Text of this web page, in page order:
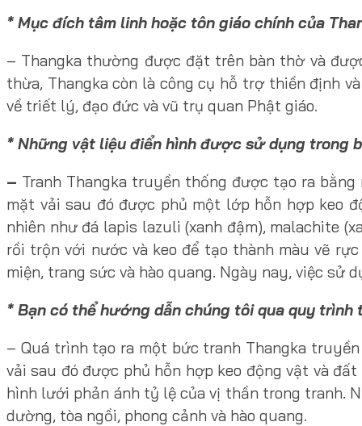
* Mục đích tâm linh hoặc tôn giáo chính của
– Thangka thường được đặt trên bàn thờ và
thừa, Thangka còn là công cụ hỗ trợ thiền định
về triết lý, đạo đức và vũ trụ quan Phật giáo.
* Những vật liệu điển hình được sử dụng trong
– Tranh Thangka truyền thống được tạo ra
mặt vải sau đó được phủ một lớp hỗn hợp keo
nhiên như đá lapis lazuli (xanh đậm), malachite
rồi trộn với nước và keo để tạo thành màu vẽ
miện, trang sức và hào quang. Ngày nay, việc sử
* Bạn có thể hướng dẫn chúng tôi qua quy
– Quá trình tạo ra một bức tranh Thangka
vải sau đó được phủ hỗn hợp keo động vật và
hình lưới phản ánh tỷ lệ của vị thần trong tranh.
dường, tòa ngồi, phong cảnh và hào quang.